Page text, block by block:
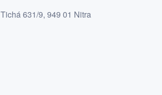
Tichá 631/9, 949 01 Nitra